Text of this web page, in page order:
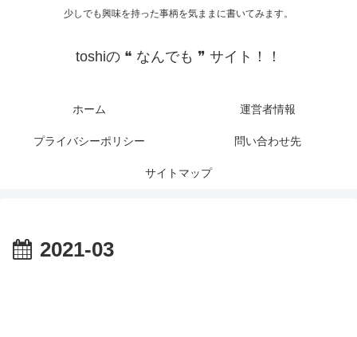
少しでも興味を持った事柄を気ままに書いてみます。
toshiの ❝ なんでも ❞ サイト！！
ホーム 運営者情報
プライバシーポリシー 問い合わせ先
サイトマップ
2021-03